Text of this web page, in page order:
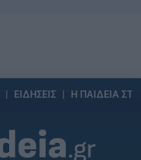
ΕΙΔΗΣΕΙΣ Η ΠΑΙΔΕΙΑ